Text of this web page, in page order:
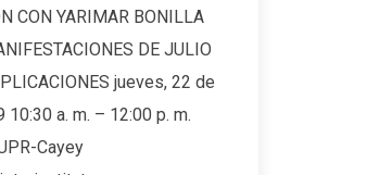
CON YARIMAR BONILLA
DE JULIO
jueves, 22 de
a. m. – 12:00 p. m.
Cayey